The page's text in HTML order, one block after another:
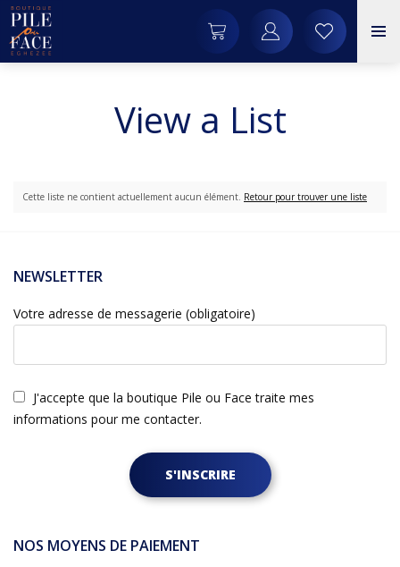
View a List
Cette liste ne contient actuellement aucun élément. Retour pour trouver une liste
NEWSLETTER
Votre adresse de messagerie (obligatoire)
J'accepte que la boutique Pile ou Face traite mes
informations pour me contacter.
S'INSCRIRE
NOS MOYENS DE PAIEMENT